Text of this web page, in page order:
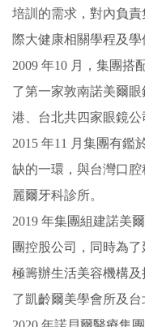
培訓的需求，對內負
際大健康相關學程及學
2009 年10 月，集團搭
了第一家敦南諾美爾
港、台北共四家眼鏡公
2015 年11 月集團有鑑
缺的一環，與台灣口
麗爾牙科診所。
2019 年集團組建諾美
團控股公司，同時為
極籌辦生活美容機構
了凱齡爾美學會所及台